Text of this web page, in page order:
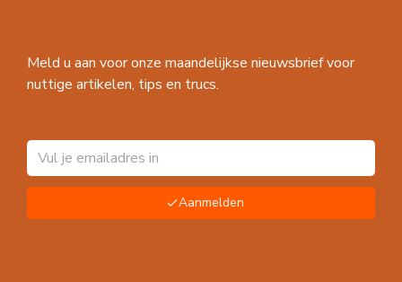
Meld u aan voor onze maandelijkse nieuwsbrief voor
nuttige artikelen, tips en trucs.
Aanmelden